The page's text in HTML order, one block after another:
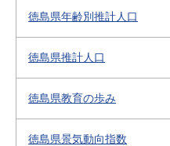
徳島県年齢別推計人口
徳島県推計人口
徳島県教育の歩み
徳島県景気動向指数